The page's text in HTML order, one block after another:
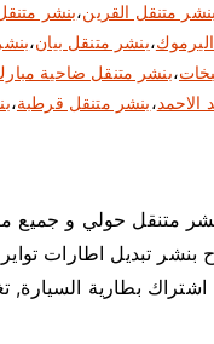
بنشر متنقل القرين،بنشر
،بنشر متنقل بيان،
،بنشر متنقل ضاحية مبارك
الاحمد،بنشر متنقل قرطبة،
خدمة كهرباء و بنشر متنقل
تبديل اطارات
بطارية السيارة,